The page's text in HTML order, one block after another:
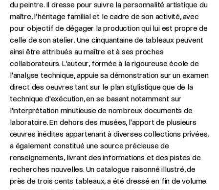
du peintre. Il dresse pour suivre la personnalité artistique du
maître, l'héritage familial et le cadre de son activité, avec
pour objectif de dégager la production qui lui est propre de
celle de son atelier. Une cinquantaine de tableaux peuvent
ainsi être attribués au maître et à ses proches
collaborateurs. L'auteur, formée à la rigoureuse école de
l'analyse technique, appuie sa démonstration sur un examen
direct des oeuvres tant sur le plan stylistique que de la
technique d'exécution, en se basant notamment sur
l'interprétation minutieuse de nombreux documents de
laboratoire. En dehors des musées, l'apport de plusieurs
œuvres inédites appartenant à diverses collections privées,
a également constitué une source précieuse de
renseignements, livrant des informations et des pistes de
recherches nouvelles. Un catalogue raisonné illustré, de
près de trois cents tableaux, a été dressé en fin de volume.